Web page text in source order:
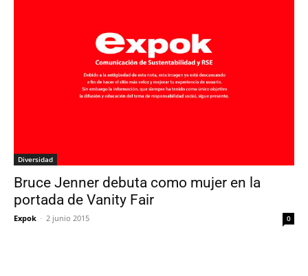
Diversidad
Bruce Jenner debuta como mujer en la
portada de Vanity Fair
Expok - 2 junio 2015 0